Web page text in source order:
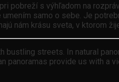
pobreží s výhľadom na
samo o sebe. Je
nám krásu sveta, v ktorom
bustling streets. In natural
panoramas provide us with a